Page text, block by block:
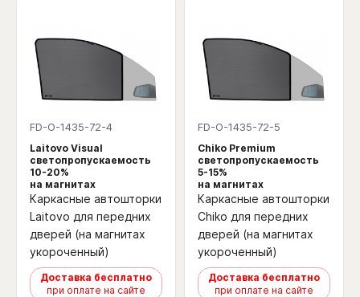
FD-O-1435-72-4
Laitovo Visual
светопропускаемость
10-20%
на магнитах
Каркасные автошторки
Laitovo для передних
дверей (на магнитах
укороченный)
Доставка бесплатно
при оплате на сайте
FD-O-1435-72-5
Chiko Premium
светопропускаемость
5-15%
на магнитах
Каркасные автошторки
Chiko для передних
дверей (на магнитах
укороченный)
Доставка бесплатно
при оплате на сайте